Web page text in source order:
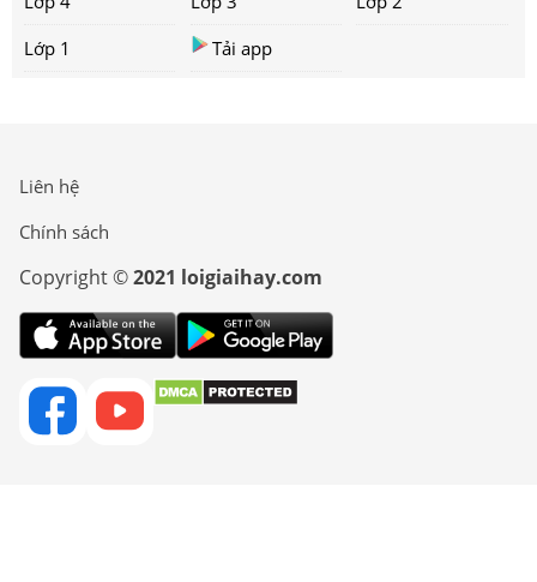
Lớp 1
Tải app
Liên hệ
Chính sách
Copyright ©2021 loigiaihay.com